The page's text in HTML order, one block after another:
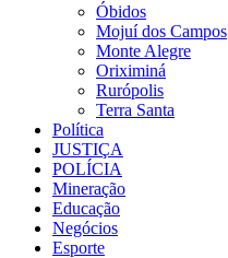
Óbidos
Mojuí dos Campos
Monte Alegre
Oriximiná
Rurópolis
Terra Santa
Política
JUSTIÇA
POLÍCIA
Mineração
Educação
Negócios
Esporte